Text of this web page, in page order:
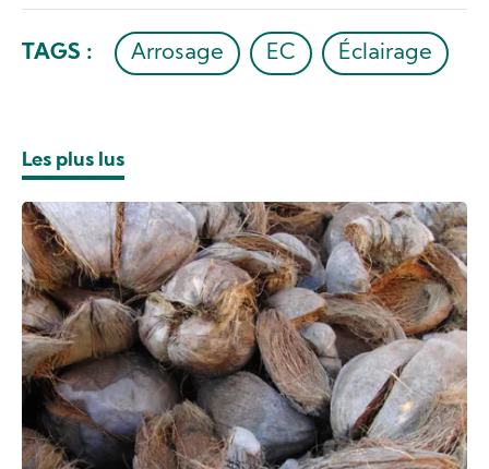
TAGS : Arrosage EC Éclairage
Les plus lus